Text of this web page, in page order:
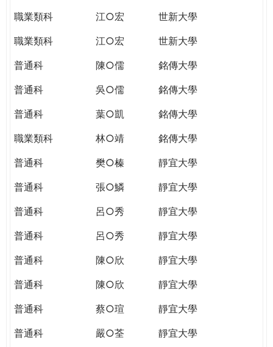
職業類科
江○宏
世新大學
職業類科
江○宏
世新大學
普通科
陳○儒
銘傳大學
普通科
吳○儒
銘傳大學
普通科
葉○凱
銘傳大學
職業類科
林○靖
銘傳大學
普通科
樊○榛
靜宜大學
普通科
張○鱗
靜宜大學
普通科
呂○秀
靜宜大學
普通科
呂○秀
靜宜大學
普通科
陳○欣
靜宜大學
普通科
陳○欣
靜宜大學
普通科
蔡○瑄
靜宜大學
普通科
嚴○荃
靜宜大學